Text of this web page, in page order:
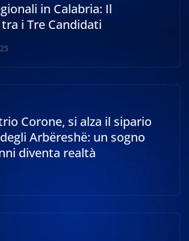
in Calabria: Il
i Tre Candidati
Corone, si alza il sipario
Arbëreshë: un sogno
diventa realtà